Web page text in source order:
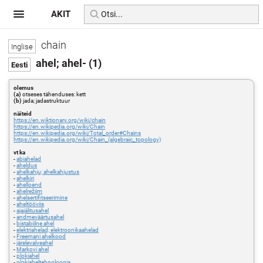
chain
ahel; ahel- (1)
olemus
(a) otseses tähenduses: kett
(b) jada; jadastruktuur
näiteid
https://en.wiktionary.org/wiki/chain
https://en.wikipedia.org/wiki/Chain
https://en.wikipedia.org/wiki/Total_order#Chains
https://en.wikipedia.org/wiki/Chain_(algebraic_topology)
vt ka
-abiahelad
-aheldus
-ahelkahju; ahelkahjustus
-ahelkiri
-ahelloend
-ahelrežiim
-ahelsertifitseerimine
-aheltööviis
-ajajälitusahel
-andmeväärtusahel
- bistabiilne ahel
-elektriahelad; elektroonikaahelad
-Freemani ahelkood
-järelevalveahel
-Markovi ahel
-plokiahel
AKIT